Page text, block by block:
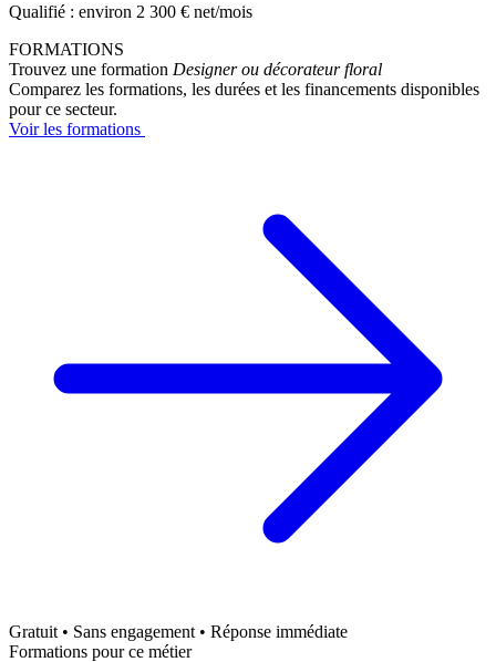
Qualifié : environ 2 300 € net/mois
FORMATIONS
Trouvez une formation Designer ou décorateur floral
Comparez les formations, les durées et les financements disponibles
pour ce secteur.
Voir les formations
Gratuit • Sans engagement • Réponse immédiate
Formations pour ce métier